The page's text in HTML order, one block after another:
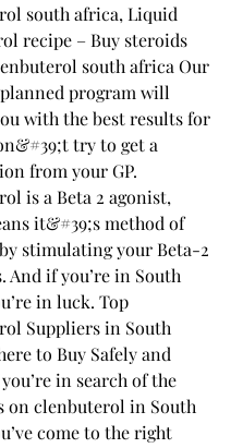
south africa, Liquid
recipe – Buy steroids
south africa Our
program will
with the best results for
try to get a
from your GP.
is a Beta 2 agonist,
it&#39;s method of
stimulating your Beta-2
And if you’re in South
in luck. Top
Suppliers in South
to Buy Safely and
in search of the
on clenbuterol in South
come to the right